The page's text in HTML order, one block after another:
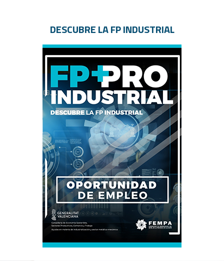
DESCUBRE LA FP INDUSTRIAL